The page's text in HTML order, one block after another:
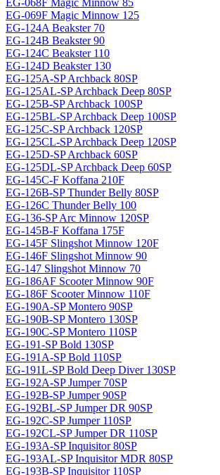
EG-068F Magic Minnow 85
EG-069F Magiс Minnow 125
EG-124A Beakster 70
EG-124B Beakster 90
EG-124C Beakster 110
EG-124D Beakster 130
EG-125A-SP Archback 80SP
EG-125AL-SP Archback Deep 80SP
EG-125B-SP Archback 100SP
EG-125BL-SP Archback Deep 100SP
EG-125C-SP Archback 120SP
EG-125CL-SP Archback Deep 120SP
EG-125D-SP Archback 60SP
EG-125DL-SP Archback Deep 60SP
EG-145C-F Koffana 210F
EG-126B-SP Thunder Belly 80SP
EG-126C Thunder Belly 100
EG-136-SP Arc Minnow 120SP
EG-145B-F Koffana 175F
EG-145F Slingshot Minnow 120F
EG-146F Slingshot Minnow 90
EG-147 Slingshot Minnow 70
EG-186AF Scooter Minnow 90F
EG-186F Scooter Minnow 110F
EG-190A-SP Montero 90SP
EG-190B-SP Montero 130SP
EG-190C-SP Montero 110SP
EG-191-SP Bold 130SP
EG-191A-SP Bold 110SP
EG-191L-SP Bold Deep Diver 130SP
EG-192A-SP Jumper 70SP
EG-192B-SP Jumper 90SP
EG-192BL-SP Jumper DR 90SP
EG-192C-SP Jumper 110SP
EG-192CL-SP Jumper DR 110SP
EG-193A-SP Inquisitor 80SP
EG-193AL-SP Inquisitor MDR 80SP
EG-193B-SP Inquisitor 110SP